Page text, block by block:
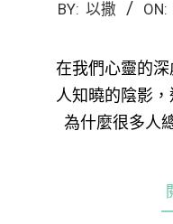
2024-
22
BY: 以撒 ON:
在我們心靈的
人知曉的陰影
為什麼很多人